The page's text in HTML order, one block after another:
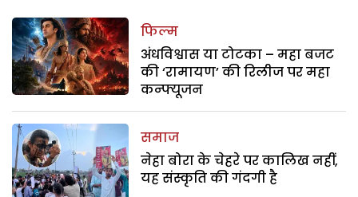
फिल्म
अंधविश्वास या टोटका – महा बजट
की ‘रामायण’ की रिलीज पर महा
कन्फ्यूजन
समाज
नेहा बोरा के चेहरे पर कालिख नहीं,
यह संस्कृति की गंदगी है